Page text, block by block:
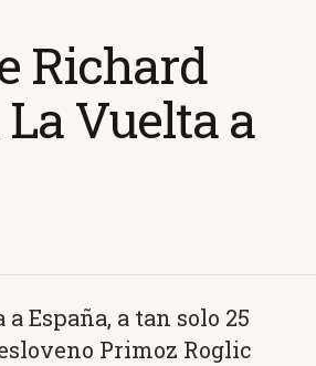
Richard
Vuelta a
España, a tan solo 25
Primoz Roglic